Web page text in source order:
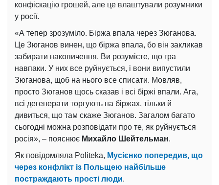
конфіскацію грошей, але це влаштували розумники
у росії.
«А тепер зрозуміло. Біржа впала через Зюганова.
Це Зюганов винен, що біржа впала, бо він закликав
забирати накопичення. Ви розумієте, що гра
навпаки. У них все руйнується, і вони випустили
Зюганова, щоб на нього все списати. Мовляв,
просто Зюганов щось сказав і всі біржі впали. Ага,
всі дегенерати торгують на біржах, тільки й
дивиться, що там скаже Зюганов. Загалом багато
сьогодні можна розповідати про те, як руйнується
росія», – пояснює Михайло Шейтельман.
Як повідомляла Politeka, Мусієнко попередив, що
через конфлікт із Польщею найбільше
постраждають прості люди.